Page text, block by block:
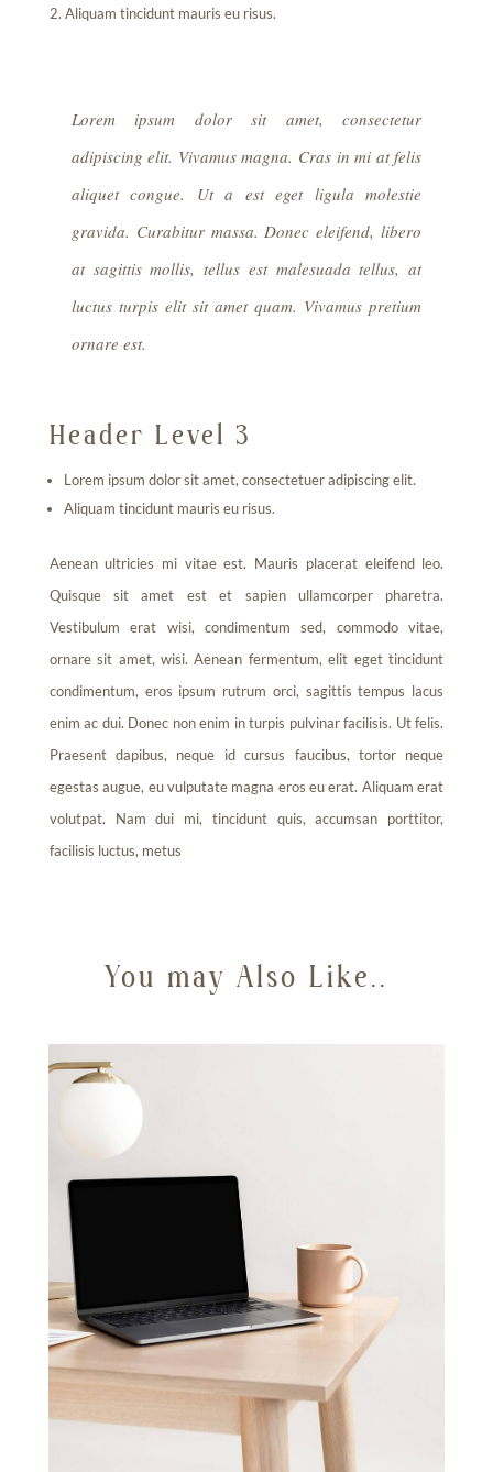
Aliquam tincidunt mauris eu risus.
Lorem ipsum dolor sit amet, consectetur
adipiscing elit. Vivamus magna. Cras in mi at felis
aliquet congue. Ut a est eget ligula molestie
gravida. Curabitur massa. Donec eleifend, libero
at sagittis mollis, tellus est malesuada tellus, at
luctus turpis elit sit amet quam. Vivamus pretium
ornare est.
Header Level 3
Lorem ipsum dolor sit amet, consectetuer adipiscing elit.
Aliquam tincidunt mauris eu risus.
Aenean ultricies mi vitae est. Mauris placerat eleifend leo.
Quisque sit amet est et sapien ullamcorper pharetra.
Vestibulum erat wisi, condimentum sed, commodo vitae,
ornare sit amet, wisi. Aenean fermentum, elit eget tincidunt
condimentum, eros ipsum rutrum orci, sagittis tempus lacus
enim ac dui. Donec non enim in turpis pulvinar facilisis. Ut felis.
Praesent dapibus, neque id cursus faucibus, tortor neque
egestas augue, eu vulputate magna eros eu erat. Aliquam erat
volutpat. Nam dui mi, tincidunt quis, accumsan porttitor,
facilisis luctus, metus
You may Also Like..